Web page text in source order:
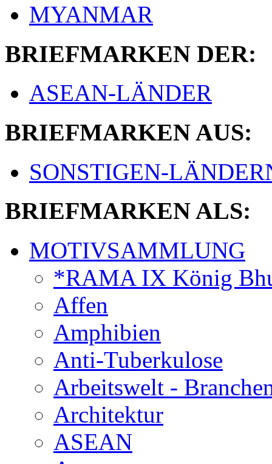
MYANMAR
BRIEFMARKEN DER:
ASEAN-LÄNDER
BRIEFMARKEN AUS:
SONSTIGEN-
BRIEFMARKEN ALS:
MOTIVSAMMLUNG
*RAMA IX König
Affen
Amphibien
Anti-Tuberkulose
Arbeitswelt -
Architektur
ASEAN